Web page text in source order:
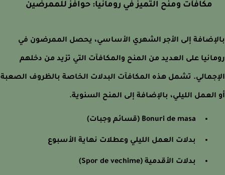
مكافآت ومنح التميز في رومانيا: حوافز للممرضين
إلى الأجر الشهري الأساسي، يحصل الممرضون في
على العديد من المنح والمكافآت التي تزيد من دخلهم
تشمل هذه المكافآت البدلات الخاصة بالظروف الصعبة
الليلي، بالإضافة إلى المنح السنوية.
Bonuri de masa (قسائم وجبات)
بدلات العمل الليلي وعطلات نهاية الأسبوع
بدلات الأقدمية (Spor de vechime)